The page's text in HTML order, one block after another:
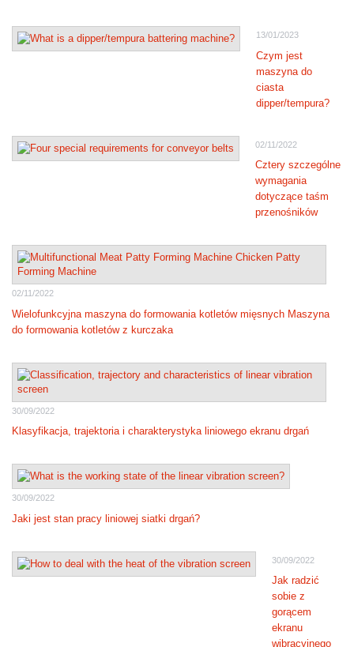
13/01/2023
Czym jest
maszyna do
ciasta
dipper/tempura?
02/11/2022
Cztery szczególne
wymagania
dotyczące taśm
przenośników
02/11/2022
Wielofunkcyjna maszyna do formowania kotletów mięsnych Maszyna
do formowania kotletów z kurczaka
30/09/2022
Klasyfikacja, trajektoria i charakterystyka liniowego ekranu drgań
30/09/2022
Jaki jest stan pracy liniowej siatki drgań?
30/09/2022
Jak radzić
sobie z
gorącem
ekranu
wibracyjnego